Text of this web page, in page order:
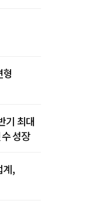
기 최대
성장
계,